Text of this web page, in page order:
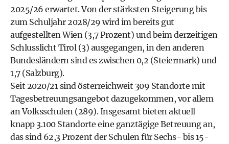
2025/26 erwartet. Von der stärksten Steigerung bis
zum Schuljahr 2028/29 wird im bereits gut
aufgestellten Wien (3,7 Prozent) und beim derzeitigen
Schlusslicht Tirol (3) ausgegangen, in den anderen
Bundesländern sind es zwischen 0,2 (Steiermark) und
1,7 (Salzburg).
Seit 2020/21 sind österreichweit 309 Standorte mit
Tagesbetreuungsangebot dazugekommen, vor allem
an Volksschulen (289). Insgesamt bieten aktuell
knapp 3.100 Standorte eine ganztägige Betreuung an,
das sind 62,3 Prozent der Schulen für Sechs- bis 15-